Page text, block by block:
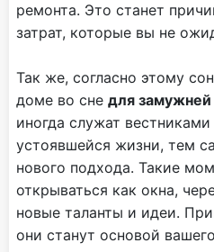
ремонта. Это станет
затрат, которые вы не
Так же, согласно этому
доме во сне для замужней
иногда служат
устоявшейся жизни, тем
нового подхода. Такие
открываться как окна,
новые таланты и идеи.
они станут основой